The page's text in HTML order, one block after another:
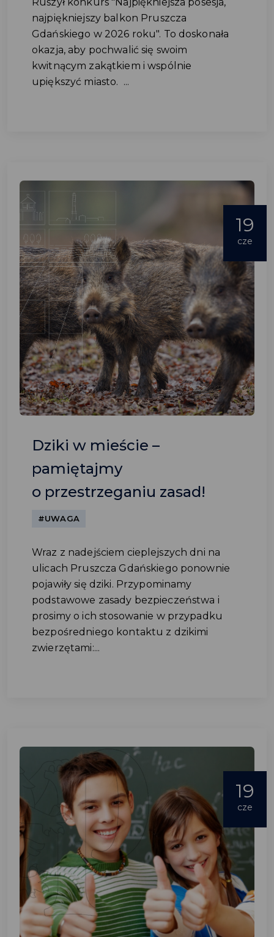
najpiękniejszy balkon Pruszcza
Gdańskiego w 2026 roku". To doskonała
okazja, aby pochwalić się swoim
kwitnącym zakątkiem i wspólnie
upiększyć miasto. ...
19
cze
Dziki w mieście –
pamiętajmy
o przestrzeganiu zasad!
#UWAGA
Wraz z nadejściem cieplejszych dni na
ulicach Pruszcza Gdańskiego ponownie
pojawiły się dziki. Przypominamy
podstawowe zasady bezpieczeństwa i
prosimy o ich stosowanie w przypadku
bezpośredniego kontaktu z dzikimi
zwierzętami:...
19
cze